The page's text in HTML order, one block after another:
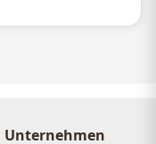
Unternehmen